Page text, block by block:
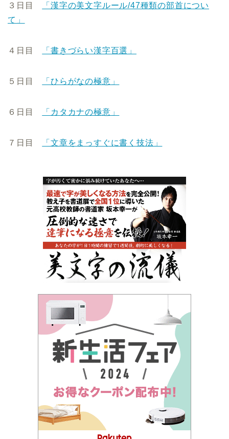
３日目
「漢字の美文字ルール/47種類の部首につい
て」
４日目 「書きづらい漢字百選」
５日目 「ひらがなの極意」
６日目 「カタカナの極意」
７日目 「文章をまっすぐに書く技法」